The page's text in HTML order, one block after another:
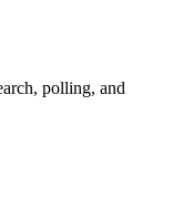
polling, and